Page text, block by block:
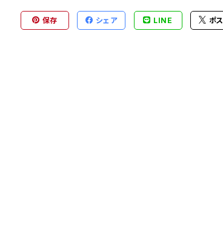
保存 シェア LINE ポ